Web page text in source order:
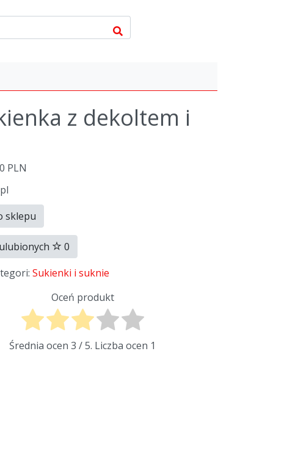
z dekoltem i
PLN
sklepu
0
Sukienki i suknie
Oceń produkt
Średnia ocen 3 / 5. Liczba ocen 1